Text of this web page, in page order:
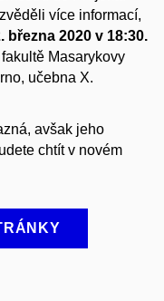
více informací,
března 2020 v 18:30.
Masarykovy
učebna X.
avšak jeho
chtít v novém